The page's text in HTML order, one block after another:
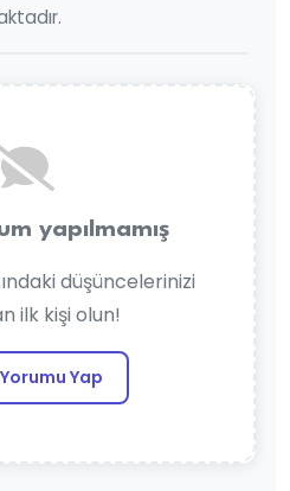
yapılmamış
düşüncelerinizi
ilk kişi olun!
Yap